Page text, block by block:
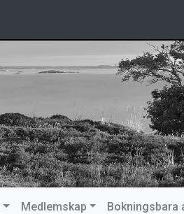
Medlemskap Bokningsbara